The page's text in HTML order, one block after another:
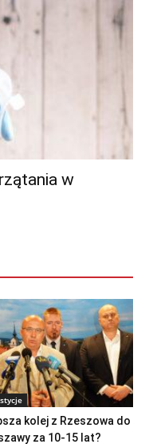
w
kolej z Rzeszowa do
za 10-15 lat?